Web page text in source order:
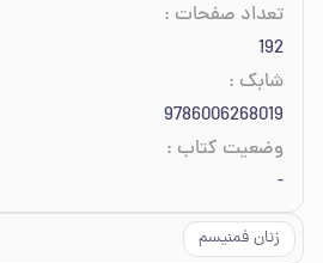
تعداد صفحات :
192
شابک :
9786006268019
وضعیت کتاب :
-
زنان فمنیسم